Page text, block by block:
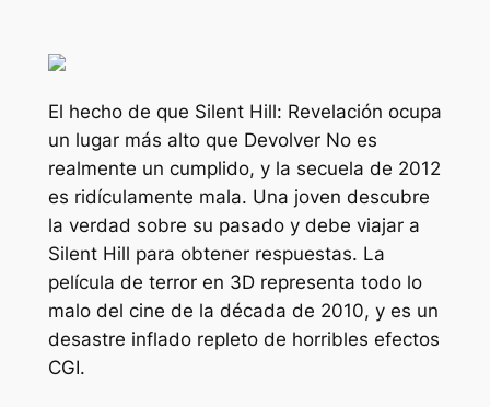
El hecho de que Silent Hill: Revelación ocupa
un lugar más alto que Devolver No es
realmente un cumplido, y la secuela de 2012
es ridículamente mala. Una joven descubre
la verdad sobre su pasado y debe viajar a
Silent Hill para obtener respuestas. La
película de terror en 3D representa todo lo
malo del cine de la década de 2010, y es un
desastre inflado repleto de horribles efectos
CGI.